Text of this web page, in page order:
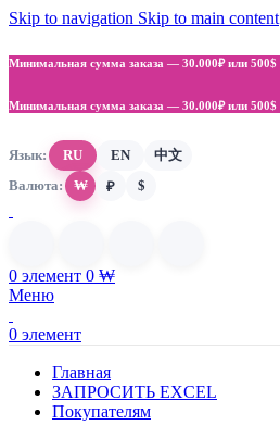
Skip to navigation Skip to main content
Минимальная сумма заказа — 30.000₽ или 500$
Минимальная сумма заказа — 30.000₽ или 500$
Язык: RU EN
中文
Валюта:
₩ ₽ $
0 элемент 0 ₩
Меню
0 элемент
Главная
ЗАПРОСИТЬ EXCEL
Покупателям